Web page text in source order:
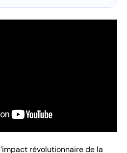
révolutionnaire de la